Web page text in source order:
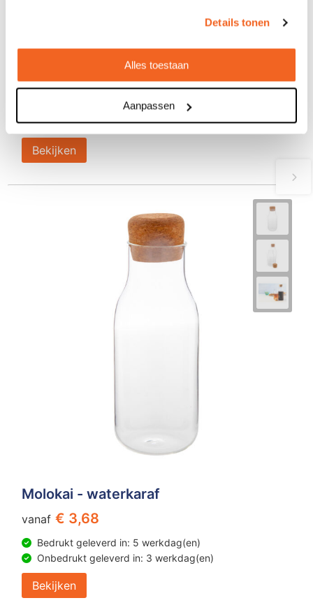
Details tonen
Alles toestaan
Aanpassen
vanaf € 4,32
Bedrukt geleverd in: 8 werkdag(en)
Onbedrukt geleverd in: 4 werkdag(en)
Bekijken
Molokai - waterkaraf
vanaf € 3,68
Bedrukt geleverd in: 5 werkdag(en)
Onbedrukt geleverd in: 3 werkdag(en)
Bekijken